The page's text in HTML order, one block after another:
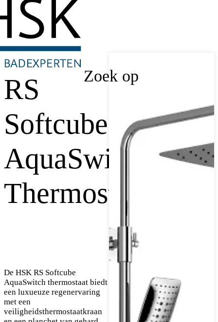
Zoek op
RS
Softcube
AquaSwitch
Thermostaat
De HSK RS Softcube
AquaSwitch thermostaat biedt
een luxueuze regenervaring
met een
veiligheidsthermostaatkraan